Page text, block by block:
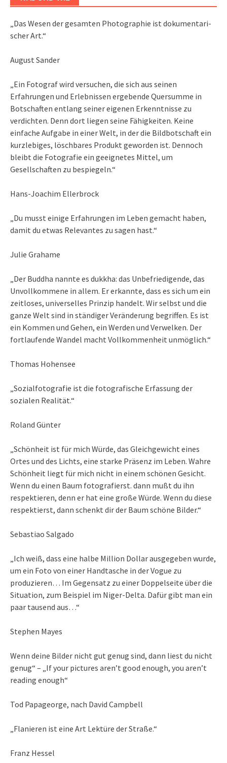
„Das We­sen der ge­sam­ten Pho­to­gra­phie ist do­ku­men­ta­ri­
scher Art.“
August Sander
„Ein Fotograf wird versuchen, die sich aus seinen
Erfahrungen und Erlebnissen ergebende Quersumme in
Botschaften entlang seiner eigenen Erkenntnisse zu
verdichten. Denn dort liegen seine Fähigkeiten. Keine
einfache Aufgabe in einer Welt, in der die Bildbotschaft ein
kurzlebiges, löschbares Produkt geworden ist. Dennoch
bleibt die Fotografie ein geeignetes Mittel, um
Gesellschaften zu bespiegeln.“
Hans-Joachim Ellerbrock
„Du musst einige Erfahrungen im Leben gemacht haben,
damit du etwas Relevantes zu sagen hast.“
Julie Grahame
„Der Buddha nannte es dukkha: das Unbefriedigende, das
Unvollkommene in allem. Er erkannte, dass es sich um ein
zeitloses, universelles Prinzip handelt. Wir selbst und die
ganze Welt sind in ständiger Veränderung begriffen. Es ist
ein Kommen und Gehen, ein Werden und Verwelken. Der
fortlaufende Wandel macht Vollkommenheit unmöglich.“
Thomas Hohensee
„Sozialfotografie ist die fotografische Erfassung der
sozialen Realität.“
Roland Günter
„Schönheit ist für mich Würde, das Gleichgewicht eines
Ortes und des Lichts, eine starke Präsenz im Leben. Wahre
Schönheit liegt für mich nicht in einem schönen Gesicht.
Wenn du einen Baum fotografierst. dann mußt du ihn
respektieren, denn er hat eine große Würde. Wenn du diese
respektierst, dann schenkt dir der Baum schöne Bilder.“
Sebastiao Salgado
„Ich weiß, dass eine halbe Million Dollar ausgegeben wurde,
um ein Foto von einer Handtasche in der Vogue zu
produzieren… Im Gegensatz zu einer Doppelseite über die
Situation, zum Beispiel im Niger-Delta. Dafür gibt man ein
paar tausend aus…“
Stephen Mayes
Wenn deine Bilder nicht gut genug sind, dann liest du nicht
genug“ – „If your pictures aren’t good enough, you aren’t
reading enough“
Tod Papageorge, nach David Campbell
„Flanieren ist eine Art Lektüre der Straße.“
Franz Hessel